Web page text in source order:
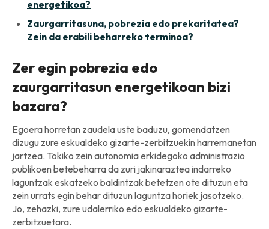
energetikoa?
Zaurgarritasuna, pobrezia edo prekaritatea?
Zein da erabili beharreko terminoa?
Zer egin pobrezia edo
zaurgarritasun energetikoan bizi
bazara?
Egoera horretan zaudela uste baduzu, gomendatzen
dizugu zure eskualdeko gizarte-zerbitzuekin harremanetan
jartzea. Tokiko zein autonomia erkidegoko administrazio
publikoen betebeharra da zuri jakinaraztea indarreko
laguntzak eskatzeko baldintzak betetzen ote dituzun eta
zein urrats egin behar dituzun laguntza horiek jasotzeko.
Jo, zehazki, zure udalerriko edo eskualdeko gizarte-
zerbitzuetara.